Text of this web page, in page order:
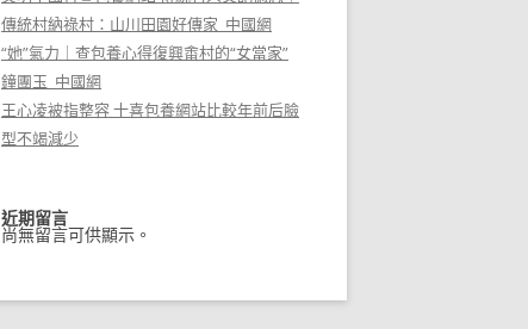
傳統村納祿村：山川田園好傳家_中國網
“她”氣力｜查包養心得復興畬村的“女當家”
鐘團玉_中國網
王心凌被指整容 十喜包養網站比較年前后臉
型不竭減少
近期留言
尚無留言可供顯示。